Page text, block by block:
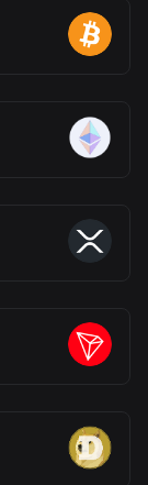
You can
price discovery
term volatility is
behavior, the
2026,
remains
Layer 2
conservative
$0.30–
struggle to